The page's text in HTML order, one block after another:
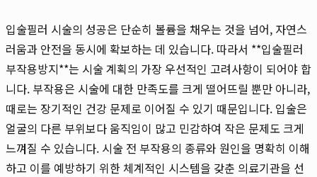
입술필러 시술의 성공은 단순히 볼륨을 채우는 것을 넘어, 자연스
러움과 안전을 동시에 확보하는 데 있습니다. 따라서 **입술필러
부작용방지**는 시술 계획의 가장 우선적인 고려사항이 되어야 합
니다. 부작용은 시술에 대한 만족도를 크게 떨어뜨릴 뿐만 아니라,
때로는 장기적인 건강 문제로 이어질 수 있기 때문입니다. 입술은
얼굴의 다른 부위보다 움직임이 많고 민감하여 작은 문제도 크게
느껴질 수 있습니다. 시술 전 부작용의 종류와 원인을 명확히 이해
하고 이를 예방하기 위한 체계적인 시스템을 갖춘 의료기관을 선